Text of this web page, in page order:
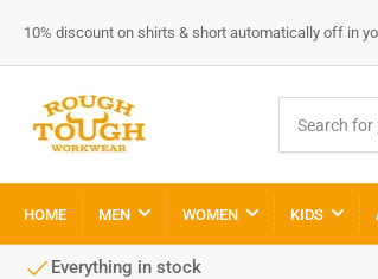
10% discount on shirts & short automatically off in
for
products
HOME MEN WOMEN KIDS
Everything in stock